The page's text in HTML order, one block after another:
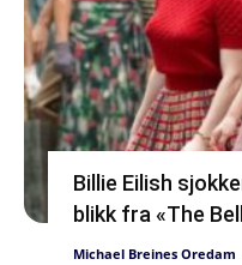
Billie Eilish
blikk fra «The
Michael Breines Oredam